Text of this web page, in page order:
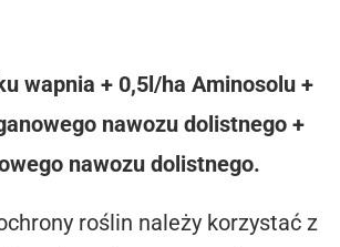
wapnia + 0,5l/ha Aminosolu +
nawozu dolistnego +
nawozu dolistnego.
roślin należy korzystać z